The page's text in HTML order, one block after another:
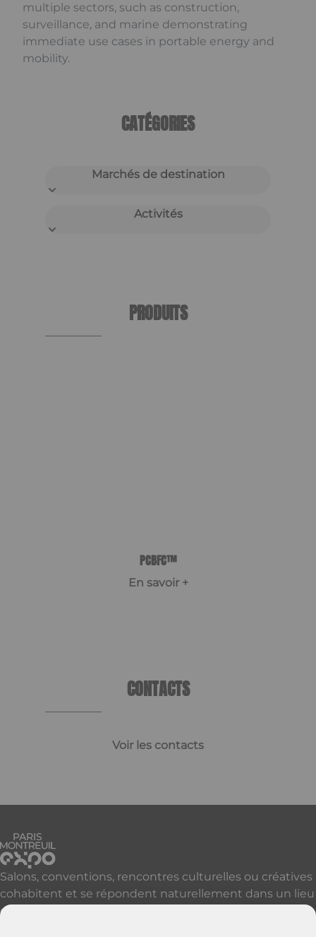
multiple sectors, such as construction,
surveillance, and marine demonstrating
immediate use cases in portable energy and
mobility.
CATÉGORIES
Marchés de destination
Activités
PRODUITS
PCBFC™
En savoir +
CONTACTS
Voir les contacts
Salons, conventions, rencontres culturelles ou créatives
cohabitent et se répondent naturellement dans un lieu
qui accueille, réveille et révèle vos événements à Paris